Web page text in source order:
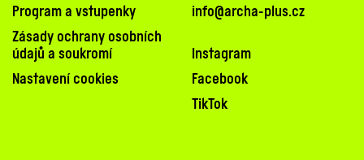
Program a vstupenky
Zásady ochrany osobních
údajů a soukromí
Nastavení cookies
info@archa-plus.cz
Instagram
Facebook
TikTok